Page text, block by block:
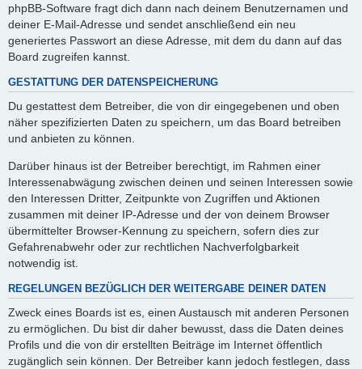
phpBB-Software fragt dich dann nach deinem Benutzernamen und
deiner E-Mail-Adresse und sendet anschließend ein neu
generiertes Passwort an diese Adresse, mit dem du dann auf das
Board zugreifen kannst.
GESTATTUNG DER DATENSPEICHERUNG
Du gestattest dem Betreiber, die von dir eingegebenen und oben
näher spezifizierten Daten zu speichern, um das Board betreiben
und anbieten zu können.
Darüber hinaus ist der Betreiber berechtigt, im Rahmen einer
Interessenabwägung zwischen deinen und seinen Interessen sowie
den Interessen Dritter, Zeitpunkte von Zugriffen und Aktionen
zusammen mit deiner IP-Adresse und der von deinem Browser
übermittelter Browser-Kennung zu speichern, sofern dies zur
Gefahrenabwehr oder zur rechtlichen Nachverfolgbarkeit
notwendig ist.
REGELUNGEN BEZÜGLICH DER WEITERGABE DEINER DATEN
Zweck eines Boards ist es, einen Austausch mit anderen Personen
zu ermöglichen. Du bist dir daher bewusst, dass die Daten deines
Profils und die von dir erstellten Beiträge im Internet öffentlich
zugänglich sein können. Der Betreiber kann jedoch festlegen, dass